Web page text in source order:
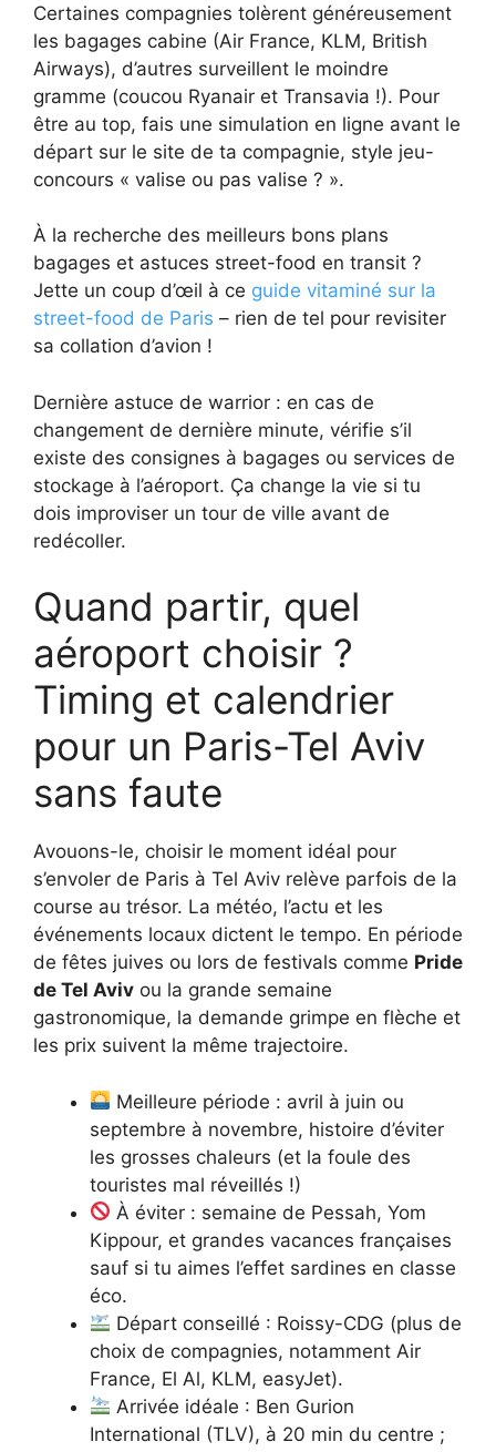
Certaines compagnies tolèrent généreusement
les bagages cabine (Air France, KLM, British
Airways), d’autres surveillent le moindre
gramme (coucou Ryanair et Transavia !). Pour
être au top, fais une simulation en ligne avant le
départ sur le site de ta compagnie, style jeu-
concours « valise ou pas valise ? ».
À la recherche des meilleurs bons plans
bagages et astuces street-food en transit ?
Jette un coup d’œil à ce guide vitaminé sur la
street-food de Paris – rien de tel pour revisiter
sa collation d’avion !
Dernière astuce de warrior : en cas de
changement de dernière minute, vérifie s’il
existe des consignes à bagages ou services de
stockage à l’aéroport. Ça change la vie si tu
dois improviser un tour de ville avant de
redécoller.
Quand partir, quel
aéroport choisir ?
Timing et calendrier
pour un Paris-Tel Aviv
sans faute
Avouons-le, choisir le moment idéal pour
s’envoler de Paris à Tel Aviv relève parfois de la
course au trésor. La météo, l’actu et les
événements locaux dictent le tempo. En période
de fêtes juives ou lors de festivals comme Pride
de Tel Aviv ou la grande semaine
gastronomique, la demande grimpe en flèche et
les prix suivent la même trajectoire.
Meilleure période : avril à juin ou
septembre à novembre, histoire d’éviter
les grosses chaleurs (et la foule des
touristes mal réveillés !)
À éviter : semaine de Pessah, Yom
Kippour, et grandes vacances françaises
sauf si tu aimes l’effet sardines en classe
éco.
Départ conseillé : Roissy-CDG (plus de
choix de compagnies, notamment Air
France, El Al, KLM, easyJet).
Arrivée idéale : Ben Gurion
International (TLV), à 20 min du centre ;